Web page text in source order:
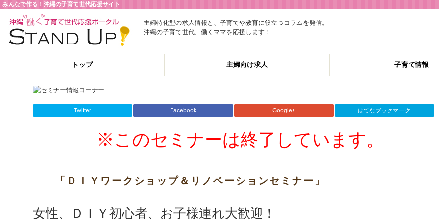
みんなで作る！沖縄の子育て世代応援サイト
主婦特化型の求人情報と、子育てや教育に役立つコラムを発信。
沖縄の子育て世代、働くママを応援します！
トップ 主婦向け求人 子育て情報
Twitter Facebook Google+ はてなブックマーク
※このセミナーは終了しています。
「ＤＩＹワークショップ＆リノベーションセミナー」
女性、ＤＩＹ初心者、お子様連れ大歓迎！